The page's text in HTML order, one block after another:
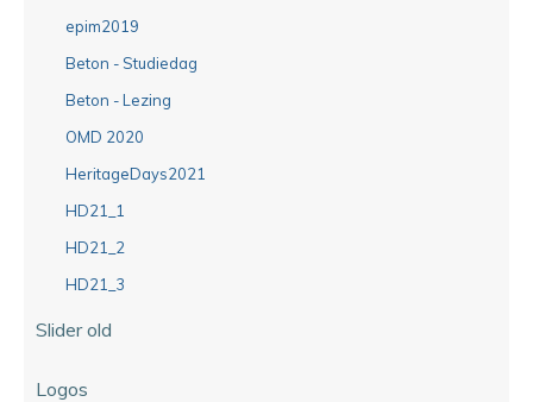
epim2019
Beton - Studiedag
Beton - Lezing
OMD 2020
HeritageDays2021
HD21_1
HD21_2
HD21_3
Slider old
Logos